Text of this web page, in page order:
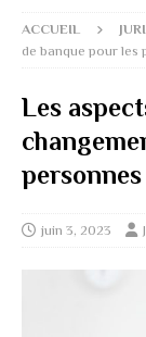
ACCUEIL
de banque pour les
Les
juin 3, 2023